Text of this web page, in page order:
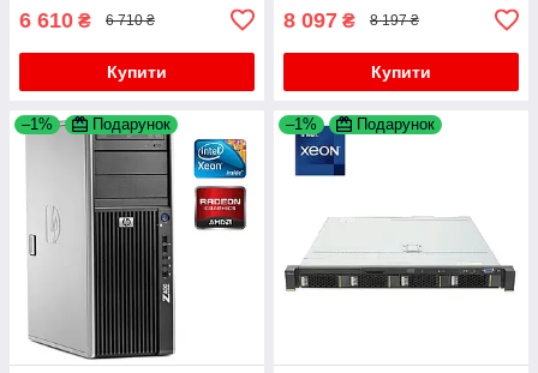
6 610 ₴ 6 710 ₴
Купити
8 097 ₴ 8 197 ₴
Купити
–1% Подарунок –1% Подарунок